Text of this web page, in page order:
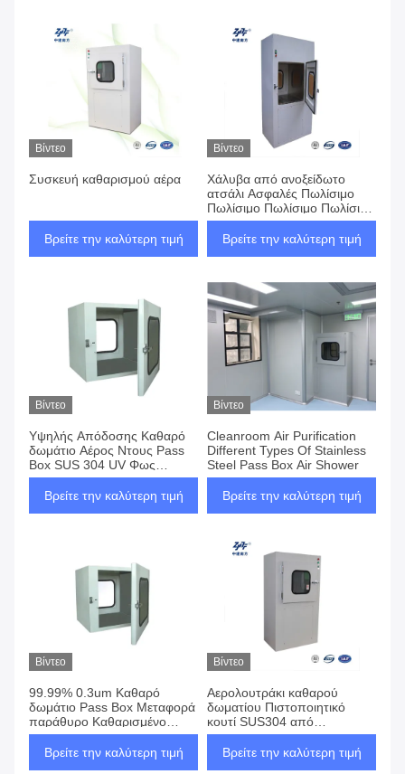
Βίντεο
Συσκευή καθαρισμού αέρα
Βρείτε την καλύτερη τιμή
Βίντεο
Χάλυβα από ανοξείδωτο
ατσάλι Ασφαλές Πωλίσιμο
Πωλίσιμο Πωλίσιμο Πωλίσιμο
Πωλίσιμο Πωλίσιμο Πωλίσιμο
Πωλίσιμο
Βρείτε την καλύτερη τιμή
Βίντεο
Υψηλής Απόδοσης Καθαρό
δωμάτιο Αέρος Ντους Pass
Box SUS 304 UV Φως
Εξοπλισμένη κατασκευή από
ανοξείδωτο χάλυβα για το
Βρείτε την καλύτερη τιμή
Βίντεο
Cleanroom Air Purification
Different Types Of Stainless
Steel Pass Box Air Shower
Βρείτε την καλύτερη τιμή
Βίντεο
99.99% 0.3um Καθαρό
δωμάτιο Pass Box Μεταφορά
παράθυρο Καθαρισμένο
ντους αέρα
Βρείτε την καλύτερη τιμή
Βίντεο
Αερολουτράκι καθαρού
δωματίου Πιστοποιητικό
κουτί SUS304 από
ανοξείδωτο χάλυβα
Βρείτε την καλύτερη τιμή